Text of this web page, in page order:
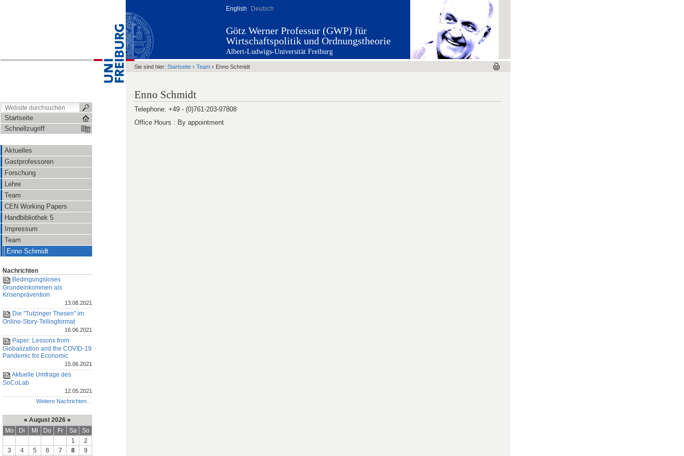
Startseite
Schnellzugriff
Aktuelles
Gastprofessoren
Forschung
Lehre
Team
CEN Working Papers
Handbibliothek 5
Impressum
Team
Enno Schmidt
Nachrichten
Bedingungsloses
Grundeinkommen als
Krisenprävention
13.08.2021
Die "Tutzinger Thesen" im
Online-Story-Tellingformat
16.06.2021
Paper: Lessons from
Globalization and the COVID-19
Pandemic for Economic
15.06.2021
Aktuelle Umfrage des
SoCoLab
12.05.2021
Weitere Nachrichten…
« August 2026 »
Mo
Di Mi Do Fr Sa
So
1
2
3
4 5 6 7 8 9
English Deutsch
Götz Werner Professur (GWP) für
Wirtschaftspolitik und Ordnungstheorie
Albert-Ludwigs-Universität Freiburg
Sie sind hier: Startseite › Team › Enno Schmidt
Enno Schmidt
Telephone: +49 - (0)761-203-97808
Office Hours : By appointment